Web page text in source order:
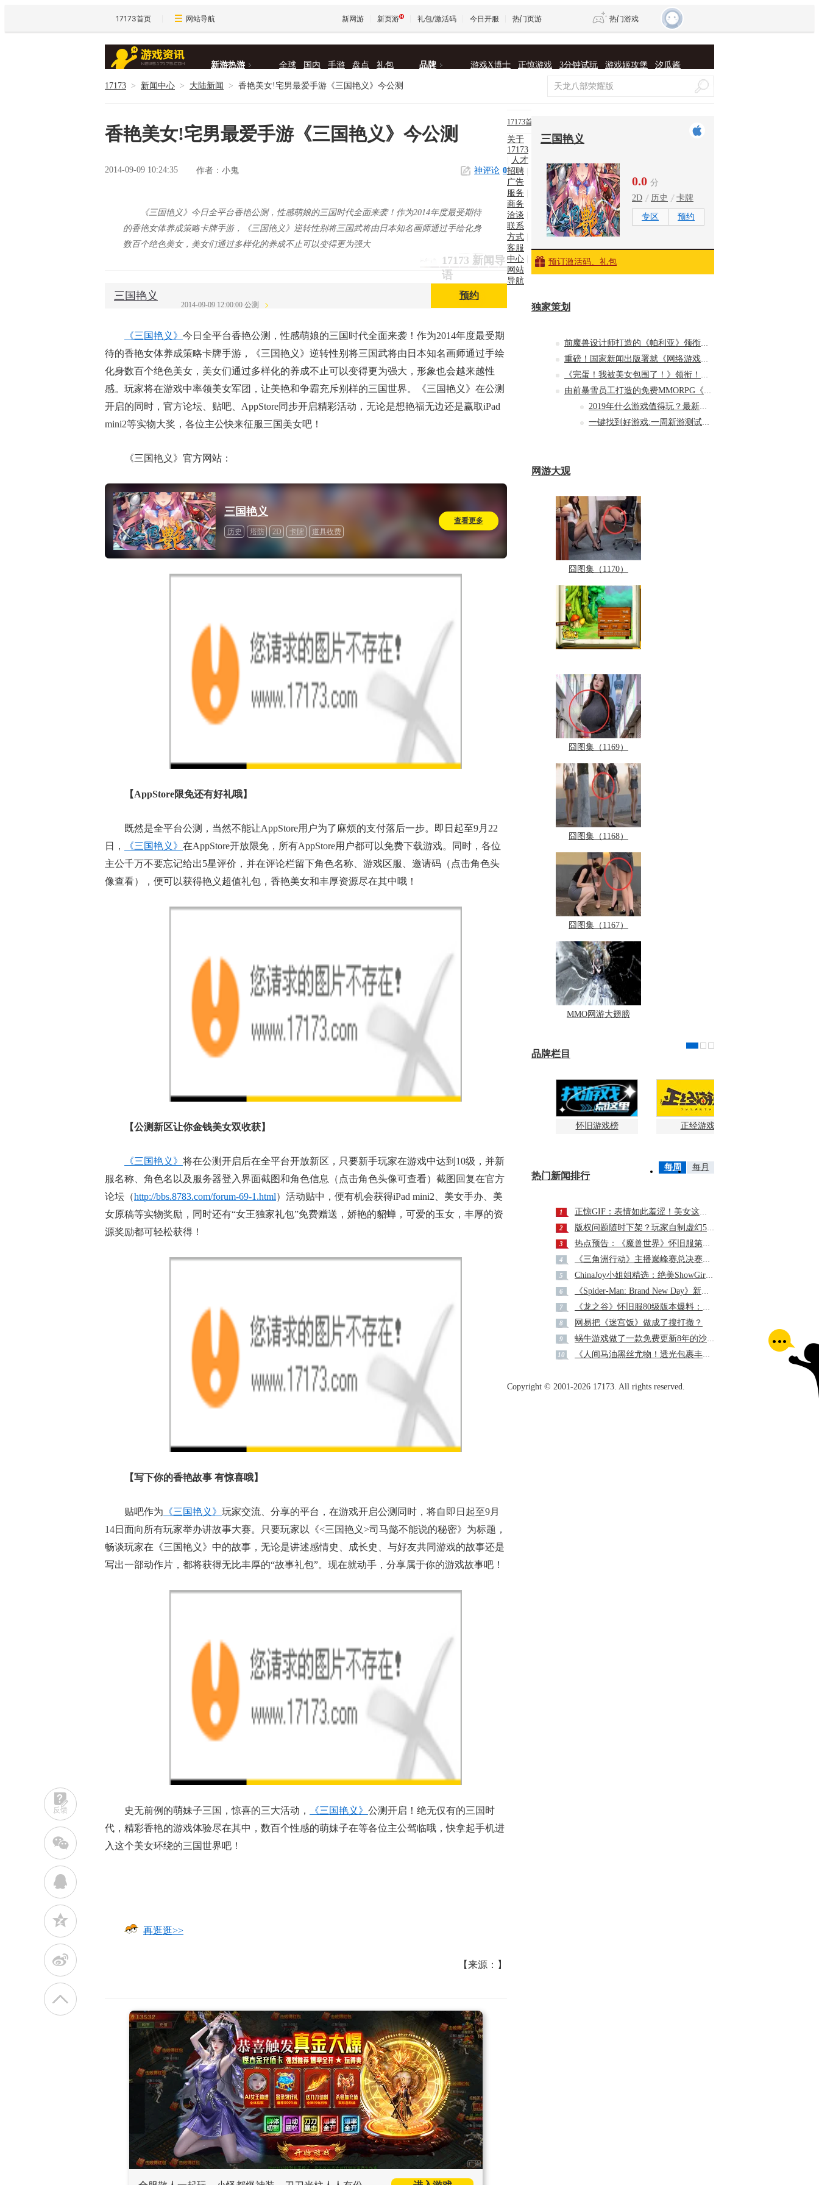
17173首页 网站导航 新网游 新页游 礼包/激活码 今日开服 热门页游 热门游戏
王权与自由
新游热游 全球 国内 手游 盘点 礼包 品牌 游戏X博士 正惊游戏 3分钟试玩 游戏姬攻堡 汐瓜酱
17173 > 新闻中心 > 大陆新闻 > 香艳美女!宅男最爱手游《三国艳义》今公测
香艳美女!宅男最爱手游《三国艳义》今公测
2014-09-09 10:24:35 作者：小鬼 神评论 0
17173 新闻导
语
《三国艳义》今日全平台香艳公测，性感萌娘的三国时代全面来袭！作为2014年度最受期待
的香艳女体养成策略卡牌手游，《三国艳义》逆转性别将三国武将由日本知名画师通过手绘化身
数百个绝色美女，美女们通过多样化的养成不止可以变得更为强大
三国艳义
2014-09-09 12:00:00 公测
预约
《三国艳义》 今日全平台香艳公测，性感萌娘的三国时代全面来袭！作为2014年度最受期
待的香艳女体养成策略卡牌手游，《三国艳义》逆转性别将三国武将由日本知名画师通过手绘
化身数百个绝色美女，美女们通过多样化的养成不止可以变得更为强大，形象也会越来越性
感。玩家将在游戏中率领美女军团，让美艳和争霸充斥别样的三国世界。《三国艳义》在公测
开启的同时，官方论坛、贴吧、AppStore同步开启精彩活动，无论是想艳福无边还是赢取iPad
mini2等实物大奖，各位主公快来征服三国美女吧！
《三国艳义》官方网站：
三国艳义
历史 塔防 2D 卡牌 道具收费
查看更多
【AppStore限免还有好礼哦】
既然是全平台公测，当然不能让AppStore用户为了麻烦的支付落后一步。即日起至9月22
日，
《三国艳义》 在AppStore开放限免，所有AppStore用户都可以免费下载游戏。同时，各位
主公千万不要忘记给出5星评价，并在评论栏留下角色名称、游戏区服、邀请码（点击角色头
像查看），便可以获得艳义超值礼包，香艳美女和丰厚资源尽在其中哦！
【公测新区让你金钱美女双收获】
《三国艳义》 将在公测开启后在全平台开放新区，只要新手玩家在游戏中达到10级，并新
服名称、角色名以及服务器登入界面截图和角色信息（点击角色头像可查看）截图回复在官方
论坛（http://bbs.8783.com/forum-69-1.html）活动贴中，便有机会获得iPad mini2、美女手办、美
女原稿等实物奖励，同时还有“女王独家礼包”免费赠送，娇艳的貂蝉，可爱的玉女，丰厚的资
源奖励都可轻松获得！
【写下你的香艳故事 有惊喜哦】
贴吧作为 《三国艳义》 玩家交流、分享的平台，在游戏开启公测同时，将自即日起至9月
14日面向所有玩家举办讲故事大赛。只要玩家以《<三国艳义>司马懿不能说的秘密》为标题，
畅谈玩家在《三国艳义》中的故事，无论是讲述感情史、成长史、与好友共同游戏的故事还是
写出一部动作片，都将获得无比丰厚的“故事礼包”。现在就动手，分享属于你的游戏故事吧！
史无前例的萌妹子三国，惊喜的三大活动， 《三国艳义》 公测开启！绝无仅有的三国时
代，精彩香艳的游戏体验尽在其中，数百个性感的萌妹子在等各位主公驾临哦，快拿起手机进
入这个美女环绕的三国世界吧！
再逛逛>>
【来源：】
三国艳义
0.0 分
2D
历史 卡牌
专区 预约
预订激活码、礼包
独家策划
前魔兽设计师打造的《帕利亚》领衔！盘点20…
重磅！国家新闻出版署就《网络游戏管理办法…
《完蛋！我被美女包围了！》领衔！盘点5款…
由前暴雪员工打造的免费MMORPG《帕利亚》如…
2019年什么游戏值得玩？最新最全评测
一键找到好游戏:一周新游测试推荐专题
网游大观
囧图集（1170）
囧图集（1169）
囧图集（1168）
囧图集（1167）
MMO网游大翅膀
品牌栏目
怀旧游戏榜 正经游戏
热门新闻排行
每周 每月
1 正惊GIF：表情如此羞涩！美女这个表情太好看，直接让人遐想连篇
2 版权问题随时下架？玩家自制虚幻5《魔兽世界》8月15日上线
3 热点预告：《魔兽世界》怀旧服第五阶段开启！《三角洲行动》开启全新宝藏月摸大红！
4 《三角洲行动》主播巅峰赛总决赛即将打响！8月2日，群星汇聚，新王加冕！
5 ChinaJoy小姐姐精选：绝美ShowGirl与Coser大赏！（5）
6 《Spider-Man: Brand New Day》新预告预计明日发布，另有一张新剧照公开
7 《龙之谷》怀旧服80级版本爆料：不会照搬正式服，这次要玩点不一样的
8 网易把《迷宫饭》做成了搜打撤？
9 蜗牛游戏做了一款免费更新8年的沙盒游戏，第一次开始向玩家要钱
10 《人间马油黑丝尤物！透光包裹丰腴S曲线腰臀比0.7！简杜Q弹蛮腰裹马油丝の致命诱惑》
17173首
页 |
新
闻
新网
游 |
找游
戏 |
关于
17173
人才
招聘
广告
服务
商务
洽谈
联系
方式
客服
中心
网站
导航
Copyright © 2001-2026 17173. All rights reserved.
反馈
w
q
z
t